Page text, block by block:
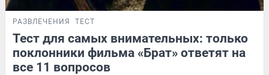
РАЗВЛЕЧЕНИЯ ТЕСТ
Тест для самых внимательных: только
поклонники фильма «Брат» ответят на
все 11 вопросов